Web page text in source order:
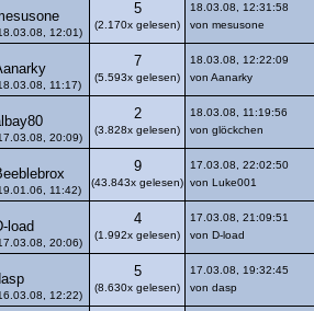
12:01)
5
(2.170x gelesen)
18.03.08, 12:31:58
von mesusone
11:17)
7
(5.593x gelesen)
18.03.08, 12:22:09
von Aanarky
20:09)
2
(3.828x gelesen)
18.03.08, 11:19:56
von glöckchen
11:42)
9
(43.843x gelesen)
17.03.08, 22:02:50
von Luke001
load
20:06)
4
(1.992x gelesen)
17.03.08, 21:09:51
von D-load
12:22)
5
(8.630x gelesen)
17.03.08, 19:32:45
von dasp